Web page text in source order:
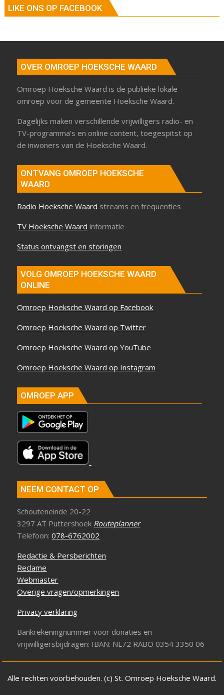
LIKE ONS OP FACEBOOK
OVER OMROEP HOEKSCHE WAARD
Omroep Hoeksche Waard is de publieke lokale
omroep voor de gemeente Hoeksche Waard.
Dagelijks maken verschillende vrijwilligers radio- en
TV-programma’s en online content, toegespitst op
de inwoners van de Hoeksche Waard.
ONTVANG OMROEP HOEKSCHE
WAARD
Radio Hoeksche Waard streams en frequenties
TV Hoeksche Waard informatie
Status ontvangst en storingen
VOLG OMROEP HOEKSCHE WAARD
ONLINE
Omroep Hoeksche Waard op Facebook
Omroep Hoeksche Waard op Twitter
Omroep Hoeksche Waard op YouTube
Omroep Hoeksche Waard op Instagram
OMROEP APP
NEEM CONTACT OP
Schouteneinde 20-22
3297 AT Puttershoek Routeplanner
Telefoon:078-6762002
Redactie & Persberichten
Reclame
Webmaster
Overige vragen/opmerkingen
Privacy verklaring
Bankrekeningnummer voor donaties en
vrijwilligersbijdragen: IBAN: NL72 RABO 0354 3350 06
Alle rechten voorbehouden. (c) St. Omroep Hoeksche Waard.